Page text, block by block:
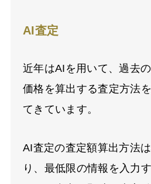
AI査定
近年はAI を用いて、過去
価格を算出する査定方法
てきています。
AI査定の査定額算出方法
り、最低限の情報を入力